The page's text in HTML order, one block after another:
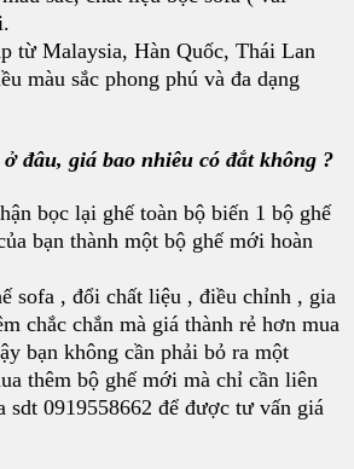
từ Malaysia, Hàn Quốc, Thái Lan
màu sắc phong phú và đa dạng
đâu, giá bao nhiêu có đắt không ?
bọc lại ghế toàn bộ biến 1 bộ ghế
bạn thành một bộ ghế mới hoàn
sofa , đổi chất liệu , điều chỉnh , gia
chắc chắn mà giá thành rẻ hơn mua
bạn không cần phải bỏ ra một
thêm bộ ghế mới mà chỉ cần liên
sdt 0919558662 để được tư vấn giá